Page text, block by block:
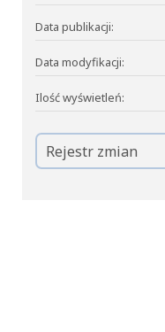
Data publikacji:
Data modyfikacji:
Ilość wyświetleń:
Rejestr zmian